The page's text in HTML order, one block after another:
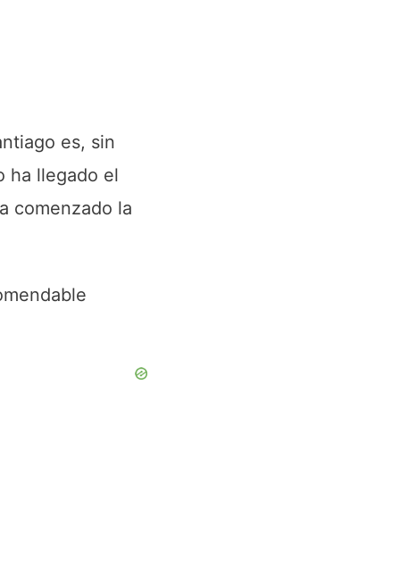
es, sin
ha llegado el
comenzado la